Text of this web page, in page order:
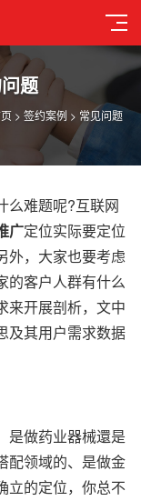
题
> 签约案例 > 常见问题
难题呢?互联网
广定位实际要定位
外，大家也要考虑
的客户人群有什么
来开展剖析，文中
及其用户需求数据
做药业器械還是
配领域的、是做金
的定位，你总不